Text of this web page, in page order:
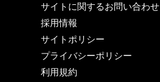
サイトに関するお問い合わせ
採用情報
サイトポリシー
プライバシーポリシー
利用規約